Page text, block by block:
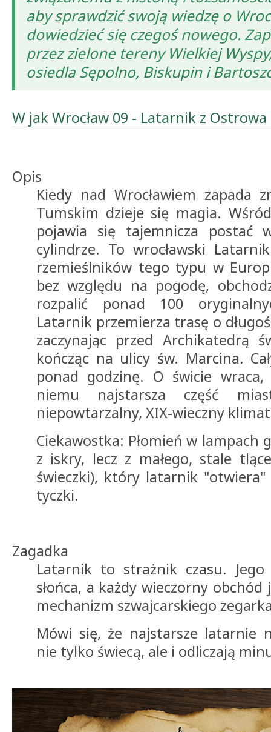
aby sprawdzić swoją wiedzę o
dowiedzieć się czegoś nowego.
przez zielone tereny Wielkiej
osiedla Sępolno, Biskupin i
W jak Wrocław 09 - Latarnik z Ostrowa
Opis
Kiedy nad Wrocławiem zapada
Tumskim dzieje się magia.
pojawia się tajemnicza postać
cylindrze. To wrocławski
rzemieślników tego typu w
bez względu na pogodę,
rozpalić ponad 100
Latarnik przemierza trasę o
zaczynając przed Archikatedrą
kończąc na ulicy św. Marcina.
ponad godzinę. O świcie
niemu najstarsza część
niepowtarzalny, XIX-wieczny
Ciekawostka: Płomień w lampach
z iskry, lecz z małego, stale
świeczki), który latarnik "otwiera"
tyczki.
Zagadka
Latarnik to strażnik czasu.
słońca, a każdy wieczorny
mechanizm szwajcarskiego
Mówi się, że najstarsze latarnie
nie tylko świecą, ale i odliczają